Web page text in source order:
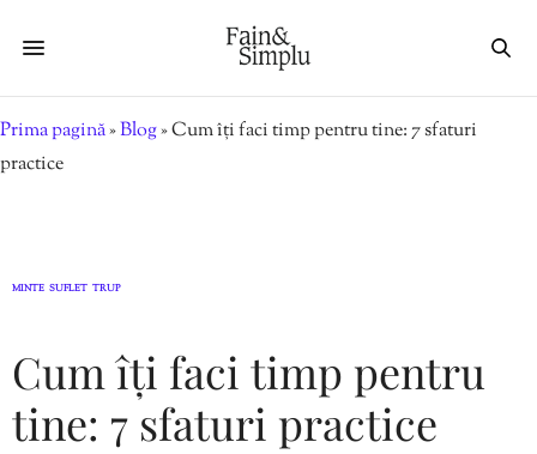
Prima pagină»Blog»Cum îți faci timp pentru tine: 7 sfaturi
practice
MINTE SUFLET TRUP
Cum îți faci timp pentru
tine: 7 sfaturi practice